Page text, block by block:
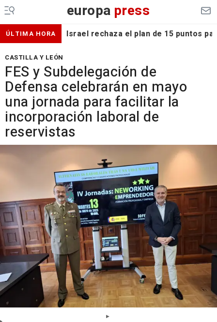
europa press
ÚLTIMA HORA Israel rechaza el plan de 15 puntos
CASTILLA Y LEÓN
FES y Subdelegación de
Defensa celebrarán en mayo
una jornada para facilitar la
incorporación laboral de
reservistas